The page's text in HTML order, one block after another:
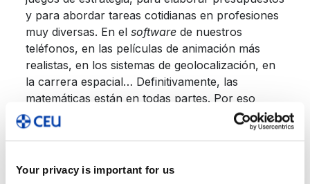
Your privacy is important for us
y para abordar tareas cotidianas en profesiones
muy diversas. En el softwarede nuestros
teléfonos, en las películas de animación más
realistas, en los sistemas de geolocalización, en
la carrera espacial… Definitivamente, las
matemáticas están en todas partes. Por eso
tienen un papel muy importante en las aulas del
CEU Virgen Niña, en el contexto de las
Engineering, Art
Mathematics).